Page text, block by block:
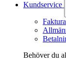
Kundservice
Behöver du